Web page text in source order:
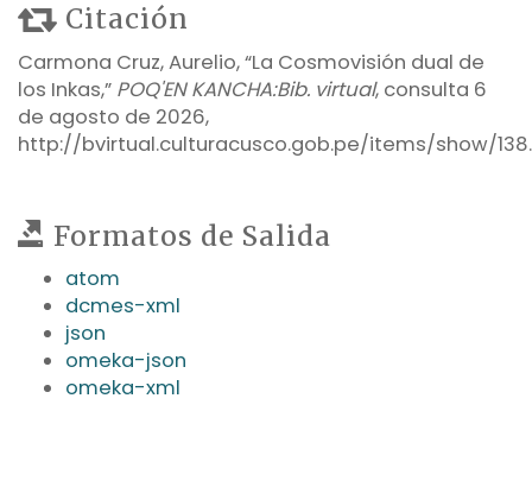
Citación
Carmona Cruz, Aurelio, “La Cosmovisión dual de
los Inkas,” POQ'EN KANCHA:Bib. virtual, consulta 6
de agosto de 2026,
http://bvirtual.culturacusco.gob.pe/items/show/138.
Formatos de Salida
atom
dcmes-xml
json
omeka-json
omeka-xml